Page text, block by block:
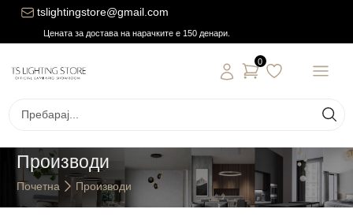
tslightingstore@gmail.com
Цената за достава на нарачките е 150 денари.
0
Производи
Почетна Производи